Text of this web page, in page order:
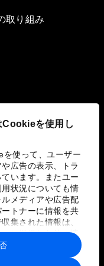
Cookieを使用し
を使って、ユーザー
広告の表示、トラ
います。またユー
状況についても情
メディアや広告配
トナーに情報を共
集された情報は、
に提供した他の情
ビスを使用した際
合わされ、各パー
取り組み